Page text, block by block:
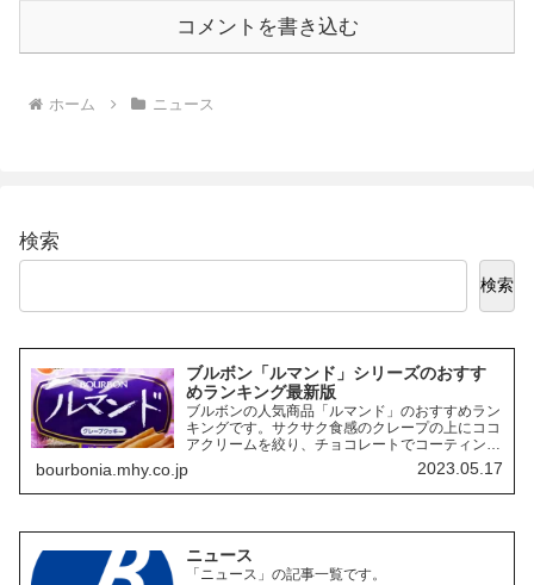
コメントを書き込む
ホーム ニュース
検索
検索
ブルボン「ルマンド」シリーズのおすす
めランキング最新版
ブルボンの人気商品「ルマンド」のおすすめラン
キングです。サクサク食感のクレープの上にココ
アクリームを絞り、チョコレートでコーティング
したお菓子「ルマンド」には、様々なフレーバー
の商品があります。ここでは、その中でも特にお
すすめの商品を3つご紹介します。
bourbonia.mhy.co.jp 2023.05.17
ニュース
「ニュース」の記事一覧です。